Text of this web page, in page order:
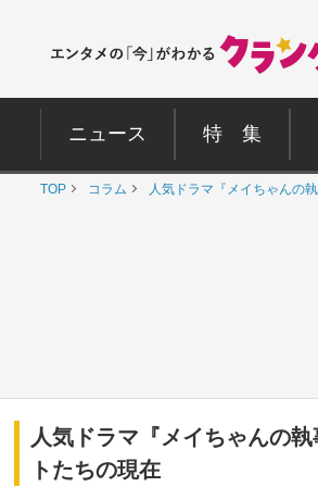
ニュース 特 集
TOP コラム 人気ドラマ『メイちゃんの
人気ドラマ『メイちゃんの
トたちの現在